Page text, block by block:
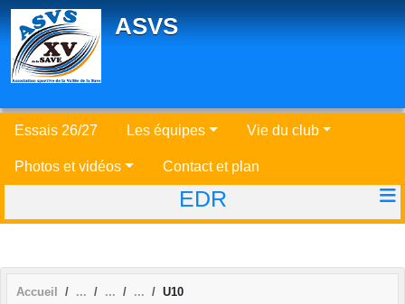
ASVS
Essais 26/27 Les équipes Vie du club
Photos et vidéos Contact et plan
EDR
Accueil U10
Panneau de gestion des cookies